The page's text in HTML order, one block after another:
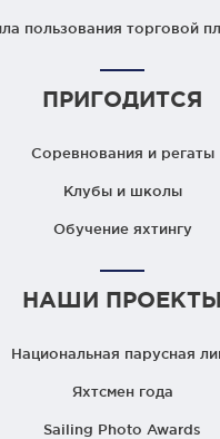
пользования торговой
ПРИГОДИТСЯ
Соревнования и регаты
Клубы и школы
Обучение яхтингу
НАШИ ПРОЕКТЫ
Национальная парусная
Яхтсмен года
Sailing Photo Awards